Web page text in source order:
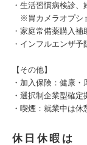
・生活習慣病検診、
※胃カメラオプシ
・家庭常備薬購入
・インフルエンザ予
【その他】
・加入保険：健康
・選択制企業型確定
・喫煙：就業中は
休日休暇は